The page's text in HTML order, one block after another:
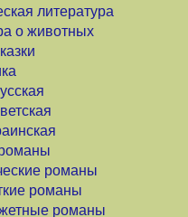
литература
о животных
романы
романы
романы